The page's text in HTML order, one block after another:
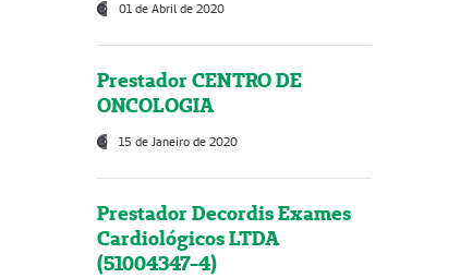
01 de Abril de 2020
Prestador CENTRO DE
ONCOLOGIA
15 de Janeiro de 2020
Prestador Decordis Exames
Cardiológicos LTDA
(51004347-4)